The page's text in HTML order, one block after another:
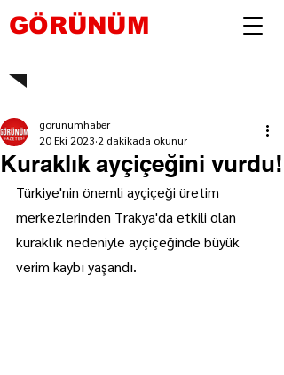
GÖRÜNÜM
Kuraklık ayçiçeğini vurdu!
gorunumhaber
20 Eki 2023 2 dakikada okunur
Türkiye'nin önemli ayçiçeği üretim
merkezlerinden Trakya'da etkili olan
kuraklık nedeniyle ayçiçeğinde büyük
verim kaybı yaşandı.